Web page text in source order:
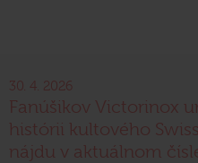
30. 4. 2026
Fanúšikov Victorinox
histórii kultového
nájdu v aktuálnom